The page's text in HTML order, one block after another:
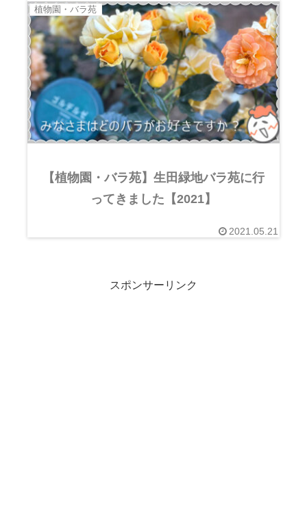
植物園・バラ苑
【植物園・バラ苑】生田緑地バラ苑に行
ってきました【2021】
2021.05.21
スポンサーリンク